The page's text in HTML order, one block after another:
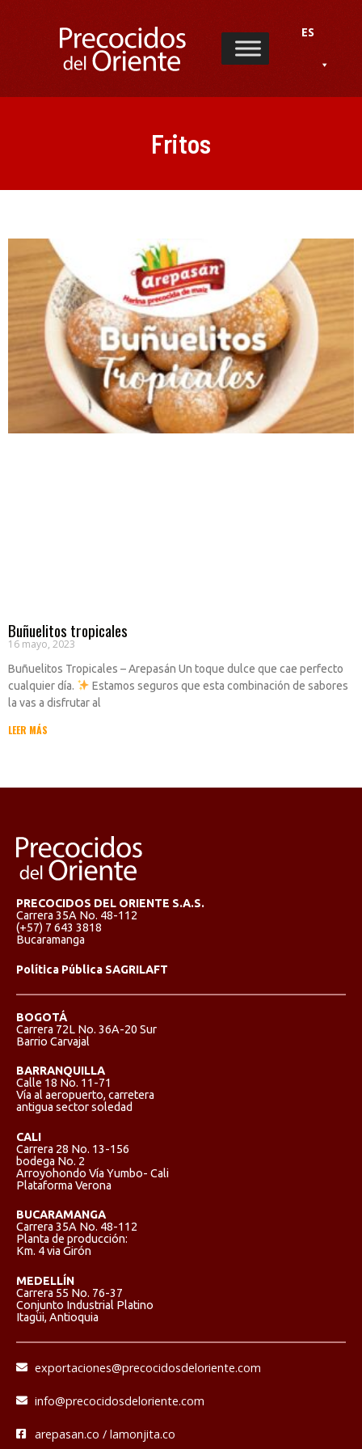
ES
Fritos
Buñuelitos tropicales
16 mayo, 2023
Buñuelitos Tropicales – Arepasán Un toque dulce que cae perfecto
cualquier día.
Estamos seguros que esta combinación de sabores
la vas a disfrutar al
LEER MÁS
PRECOCIDOS DEL ORIENTE S.A.S.
Carrera 35A No. 48-112
(+57) 7 643 3818
Bucaramanga
Política Pública SAGRILAFT
BOGOTÁ
Carrera 72L No. 36A-20 Sur
Barrio Carvajal
BARRANQUILLA
Calle 18 No. 11-71
Vía al aeropuerto, carretera
antigua sector soledad
CALI
Carrera 28 No. 13-156
bodega No. 2
Arroyohondo Vía Yumbo- Cali
Plataforma Verona
BUCARAMANGA
Carrera 35A No. 48-112
Planta de producción:
Km. 4 via Girón
MEDELLÍN
Carrera 55 No. 76-37
Conjunto Industrial Platino
Itagüi, Antioquia
exportaciones@precocidosdeloriente.com
info@precocidosdeloriente.com
arepasan.co / lamonjita.co